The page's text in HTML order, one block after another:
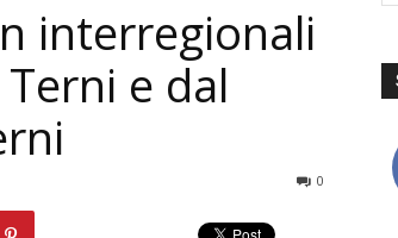
interregionali
e dal
0